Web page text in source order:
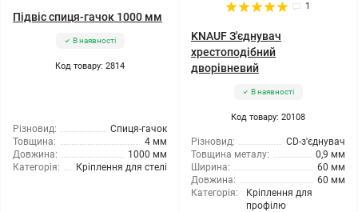
Підвіс спиця-гачок 1000 мм
В наявності
Код товару: 2814
Різновид:
Спиця-гачок
Товщина:
4 мм
Довжина:
1000 мм
Категорія:
Кріплення для стелі
1
KNAUF З'єднувач
хрестоподібний
дворівневий
В наявності
Код товару: 20108
Різновид:
CD-з'єднувач
Товщина металу:
0,9 мм
Ширина:
60 мм
Довжина:
60 мм
Категорія:
Кріплення для
профілю